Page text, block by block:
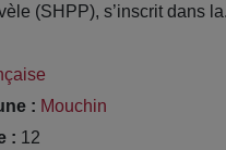
(SHPP), s’inscrit dans
: Mouchin
: 12